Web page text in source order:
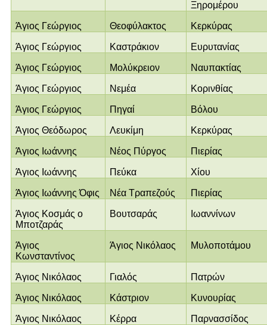
Ξηρομέρου
Άγιος Γεώργιος Θεοφύλακτος Κερκύρας
Άγιος Γεώργιος Καστράκιον Ευρυτανίας
Άγιος Γεώργιος Μολύκρειον Ναυπακτίας
Άγιος Γεώργιος Νεμέα Κορινθίας
Άγιος Γεώργιος Πηγαί Βόλου
Άγιος Θεόδωρος Λευκίμη Κερκύρας
Άγιος Ιωάννης Νέος Πύργος Πιερίας
Άγιος Ιωάννης Πεύκα Χίου
Άγιος Ιωάννης Όφις Νέα Τραπεζούς Πιερίας
Άγιος Κοσμάς ο
Μποτζαράς
Βουτσαράς Ιωαννίνων
Άγιος
Κωνσταντίνος
Άγιος Νικόλαος Μυλοποτάμου
Άγιος Νικόλαος Γιαλός Πατρών
Άγιος Νικόλαος Κάστριον Κυνουρίας
Άγιος Νικόλαος Κέρρα Παρνασσίδος